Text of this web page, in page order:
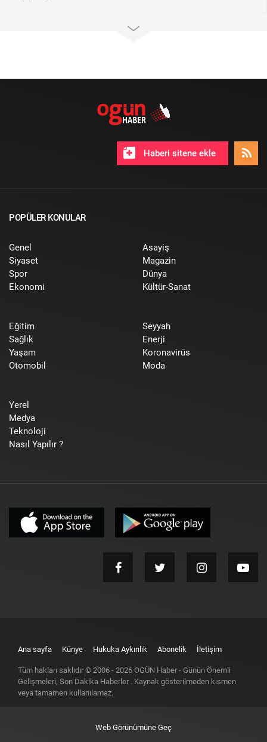
Haberi sitene ekle
POPÜLER KONULAR
Genel
Siyaset
Spor
Ekonomi
Asayiş
Magazin
Dünya
Kültür-Sanat
Eğitim
Sağlık
Yaşam
Otomobil
Seyyah
Enerji
Koronavirüs
Moda
Yerel
Medya
Teknoloji
Nasıl Yapılır ?
Ana sayfa Künye Hukuka Aykırılık Abonelik İletişim
Tüm hakları saklıdır © 2006 - 2026 OGÜN Haber - Günün Önemli
Gelişmeleri, Son Dakika Haberler . Kaynak gösterilmeden kısmen
veya tamamen kullanılamaz.
Web Görünümüne Geç